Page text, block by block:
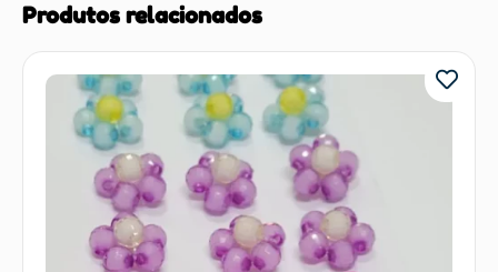
Produtos relacionados